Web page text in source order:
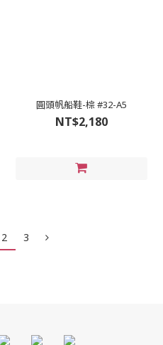
圓頭帆船鞋-棕 #32-A5
NT$2,180
2 3